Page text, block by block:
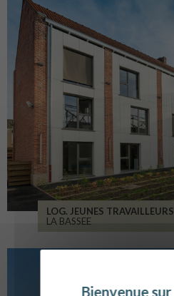
LOG. JEUNES TRAVAILLEURS
LA BASSEE